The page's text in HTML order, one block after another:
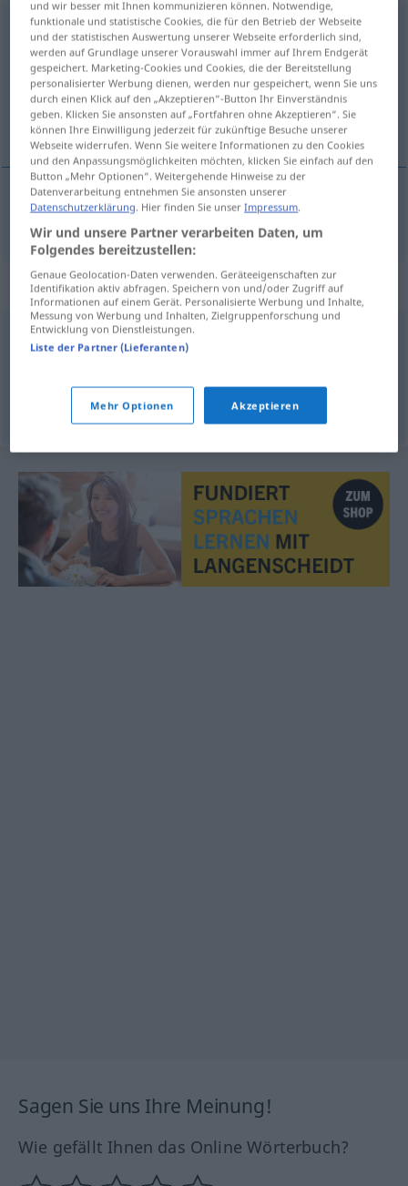
genügsam
Übersicht aller Übersetzungen
(Für mehr Details die Übersetzung anklicken/antippen)
nøysom
nøysom genügsam
Synonyme für "genügsam"
bescheiden,schlicht,karg,
© OpenThesaurus.de
Sagen Sie uns Ihre Meinung!
Wie gefällt Ihnen das Online Wörterbuch?
und wir besser mit Ihnen kommunizieren können. Notwendige,
funktionale und statistische Cookies, die für den Betrieb der Webseite
und der statistischen Auswertung unserer Webseite erforderlich sind,
werden auf Grundlage unserer Vorauswahl immer auf Ihrem Endgerät
gespeichert. Marketing-Cookies und Cookies, die der Bereitstellung
personalisierter Werbung dienen, werden nur gespeichert, wenn Sie uns
durch einen Klick auf den „Akzeptieren“-Button Ihr Einverständnis
geben. Klicken Sie ansonsten auf „Fortfahren ohne Akzeptieren“. Sie
können Ihre Einwilligung jederzeit für zukünftige Besuche unserer
Webseite widerrufen. Wenn Sie weitere Informationen zu den Cookies
und den Anpassungsmöglichkeiten möchten, klicken Sie einfach auf den
Button „Mehr Optionen“. Weitergehende Hinweise zu der
Datenverarbeitung entnehmen Sie ansonsten unserer
Datenschutzerklärung. Hier finden Sie unserImpressum.
Wir und unsere Partner verarbeiten Daten, um
Folgendes bereitzustellen:
Genaue Geolocation-Daten verwenden. Geräteeigenschaften zur
Identifikation aktiv abfragen. Speichern von und/oder Zugriff auf
Informationen auf einem Gerät. Personalisierte Werbung und Inhalte,
Messung von Werbung und Inhalten, Zielgruppenforschung und
Entwicklung von Dienstleistungen.
Liste der Partner (Lieferanten)
Mehr Optionen Akzeptieren